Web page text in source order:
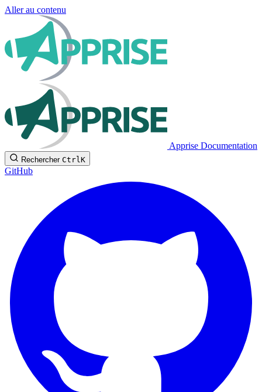
Aller au contenu
Apprise Documentation
Rechercher CtrlK
GitHub